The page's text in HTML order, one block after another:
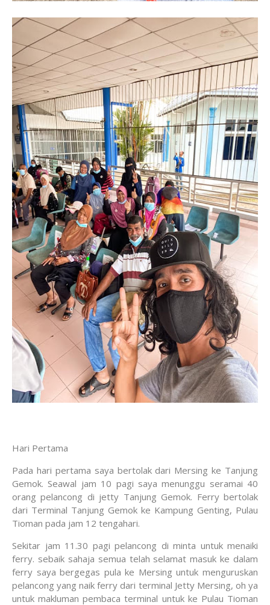
Hari Pertama
Pada hari pertama saya bertolak dari Mersing ke Tanjung
Gemok. Seawal jam 10 pagi saya menunggu seramai 40
orang pelancong di jetty Tanjung Gemok. Ferry bertolak
dari Terminal Tanjung Gemok ke Kampung Genting, Pulau
Tioman pada jam 12 tengahari.
Sekitar jam 11.30 pagi pelancong di minta untuk menaiki
ferry. sebaik sahaja semua telah selamat masuk ke dalam
ferry saya bergegas pula ke Mersing untuk menguruskan
pelancong yang naik ferry dari terminal Jetty Mersing, oh ya
untuk makluman pembaca terminal untuk ke Pulau Tioman